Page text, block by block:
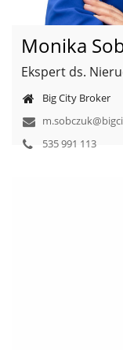
Monika
Ekspert ds.
Big City Broker
535 991 113